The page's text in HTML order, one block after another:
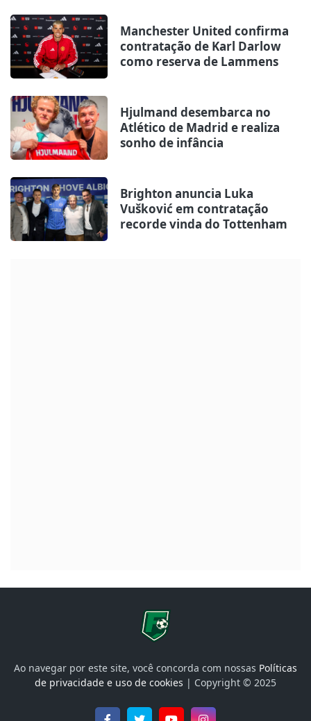
Manchester United confirma
contratação de Karl Darlow
como reserva de Lammens
Hjulmand desembarca no
Atlético de Madrid e realiza
sonho de infância
Brighton anuncia Luka
Vušković em contratação
recorde vinda do Tottenham
Ao navegar por este site, você concorda com nossas Políticas
de privacidade e uso de cookies | Copyright © 2025